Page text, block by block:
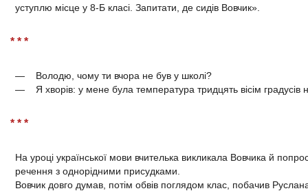
уступлю місце у 8-Б класі. Запитати, де сидів Вовчик».
* * *
— Володю, чому ти вчора не був у школі?
— Я хворів: у мене була температура тридцять вісім градусів
* * *
На уроці української мови вчителька викликала Вовчика й
речення з однорідними присудками.
Вовчик довго думав, потім обвів поглядом клас, побачив